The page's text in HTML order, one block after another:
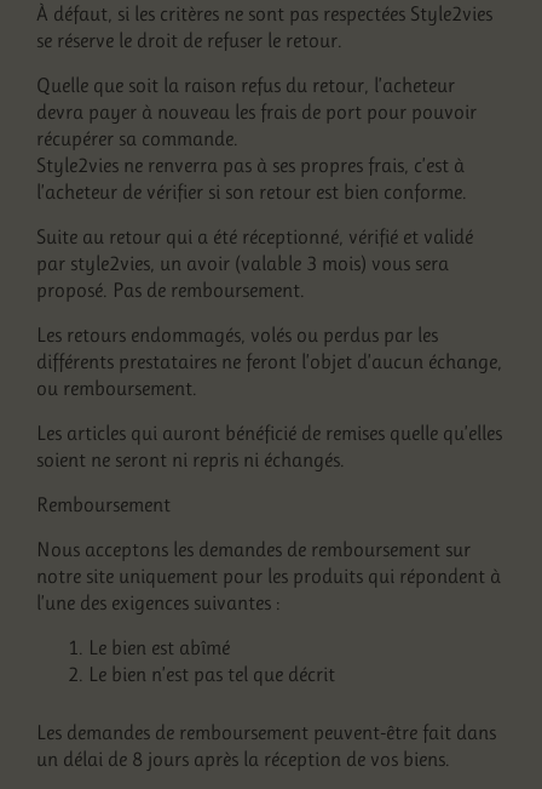
À défaut, si les critères ne sont pas respectées Style2vies
se réserve le droit de refuser le retour.
Quelle que soit la raison refus du retour, l’acheteur
devra payer à nouveau les frais de port pour pouvoir
récupérer sa commande.
Style2vies ne renverra pas à ses propres frais, c’est à
l’acheteur de vérifier si son retour est bien conforme.
Suite au retour qui a été réceptionné, vérifié et validé
par style2vies, un avoir (valable 3 mois) vous sera
proposé. Pas de remboursement.
Les retours endommagés, volés ou perdus par les
différents prestataires ne feront l’objet d’aucun échange,
ou remboursement.
Les articles qui auront bénéficié de remises quelle qu’elles
soient ne seront ni repris ni échangés.
Remboursement
Nous acceptons les demandes de remboursement sur
notre site uniquement pour les produits qui répondent à
l’une des exigences suivantes :
Le bien est abîmé
Le bien n’est pas tel que décrit
Les demandes de remboursement peuvent-être fait dans
un délai de 8 jours après la réception de vos biens.